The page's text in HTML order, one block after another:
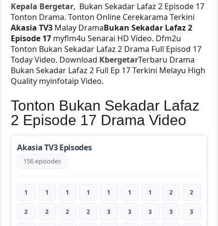
Kepala Bergetar, Bukan Sekadar Lafaz 2 Episode 17
Tonton Drama. Tonton Online Cerekarama Terkini
Akasia TV3 Malay DramaBukan Sekadar Lafaz 2
Episode 17 myflm4u Senarai HD Video. Dfm2u
Tonton Bukan Sekadar Lafaz 2 Drama Full Episod 17
Today Video. Download KbergetarTerbaru Drama
Bukan Sekadar Lafaz 2 Full Ep 17 Terkini Melayu High
Quality myinfotaip Video.
Tonton Bukan Sekadar Lafaz
2 Episode 17 Drama Video
Akasia TV3 Episodes
156 episodes
1 1 1 1 1 1 1 2 2
2 2 2 2 3 3 3 3 3